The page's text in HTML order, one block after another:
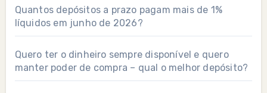
Quantos depósitos a prazo pagam mais de 1%
líquidos em junho de 2026?
Quero ter o dinheiro sempre disponível e quero
manter poder de compra – qual o melhor depósito?